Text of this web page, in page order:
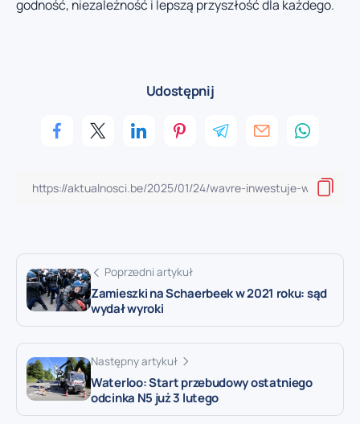
godność, niezależność i lepszą przyszłość dla każdego.
Udostępnij
Poprzedni artykuł
Zamieszki na Schaerbeek w 2021 roku: sąd
wydał wyroki
Następny artykuł
Waterloo: Start przebudowy ostatniego
odcinka N5 już 3 lutego